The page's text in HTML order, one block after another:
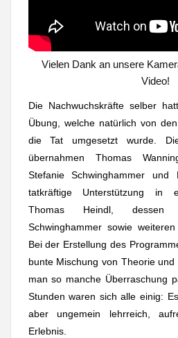
Vielen Dank an unsere
Video!
Die Nachwuchskräfte selber
Übung, welche natürlich von
die Tat umgesetzt wurde.
übernahmen Thomas
Stefanie Schwinghammer und
tatkräftige Unterstützung in
Thomas Heindl, dessen
Schwinghammer sowie
Bei der Erstellung des
bunte Mischung von Theorie
man so manche Überraschung
Stunden waren sich alle einig:
aber ungemein lehrreich,
Erlebnis.